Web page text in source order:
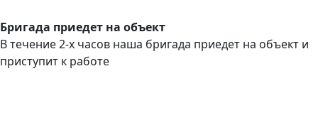
Бригада приедет на объект
В течение 2-х часов наша бригада приедет на объект и
приступит к работе